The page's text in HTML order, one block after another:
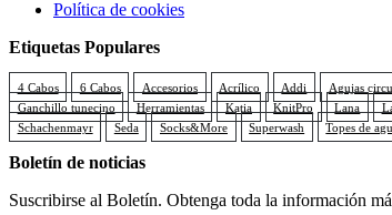
Política de cookies
Etiquetas Populares
4 Cabos 6 Cabos Accesorios Acrílico Addi Agujas
Ganchillo tunecino
Herramientas Katia KnitPro Lana
Schachenmayr
Seda Socks&More Superwash Topes de
Boletín de noticias
Suscribirse al Boletín. Obtenga toda la información